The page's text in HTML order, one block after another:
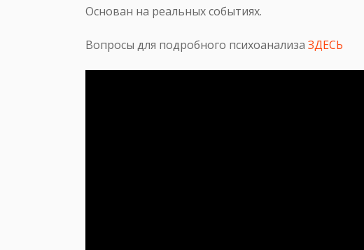
Основан на реальных событиях.
Вопросы для подробного психоанализа ЗДЕСЬ